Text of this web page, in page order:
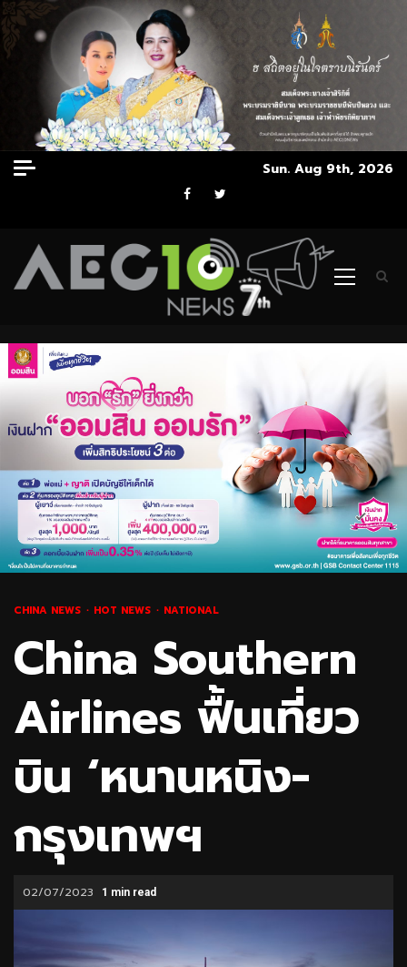
Skip
to
Sun. Aug 9th, 2026
Facebook
Twitter
Primary
CHINA NEWS HOT NEWS NATIONAL
China Southern
Airlines ฟื้นเที่ยว
บิน ‘หนานหนิง-
กรุงเทพฯ
02/07/2023 1 min read